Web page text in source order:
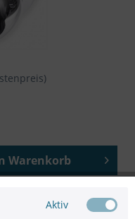
Warenkorb
Aktiv